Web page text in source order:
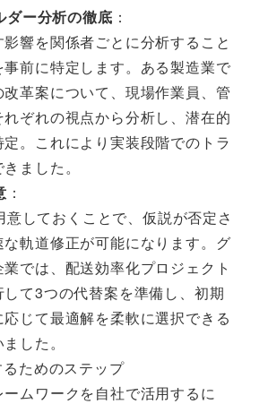
ダー分析の徹底 ：
響を関係者ごとに分析すること
前に特定します。ある製造業で
革案について、現場作業員、管
ぞれの視点から分析し、潜在的
。これにより実装段階でのトラ
ました。
：
しておくことで、仮説が否定さ
軌道修正が可能になります。グ
では、配送効率化プロジェクト
て3つの代替案を準備し、初期
じて最適解を柔軟に選択できる
した。
ためのステップ
ムワークを自社で活用するに